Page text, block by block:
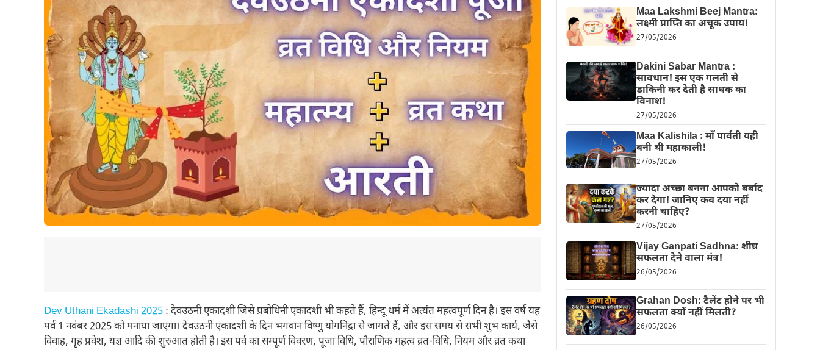
Dev Uthani Ekadashi 2025 : देवउठनी एकादशी जिसे प्रबोधिनी एकादशी भी कहते हैं, हिन्दू धर्म में अत्यंत महत्वपूर्ण दिन है। इस वर्ष यह
पर्व 1 नवंबर 2025 को मनाया जाएगा। देवउठनी एकादशी के दिन भगवान विष्णु योगनिद्रा से जागते हैं, और इस समय से सभी शुभ कार्य, जैसे
विवाह, गृह प्रवेश, यज्ञ आदि की शुरुआत होती है। इस पर्व का सम्पूर्ण विवरण, पूजा विधि, पौराणिक महत्व व्रत-विधि, नियम और व्रत कथा
Maa Lakshmi Beej Mantra:
लक्ष्मी प्राप्ति का अचूक उपाय!
27/05/2026
Dakini Sabar Mantra :
सावधान! इस एक गलती से
डाकिनी कर देती है साधक का
विनाश!
27/05/2026
Maa Kalishila : माँ पार्वती यही
बनी थी महाकाली!
27/05/2026
ज्यादा अच्छा बनना आपको बर्बाद
कर देगा! जानिए कब दया नहीं
करनी चाहिए?
27/05/2026
Vijay Ganpati Sadhna: शीघ्र
सफलता देने वाला मंत्र!
26/05/2026
Grahan Dosh: टैलेंट होने पर भी
सफलता क्यों नहीं मिलती?
26/05/2026